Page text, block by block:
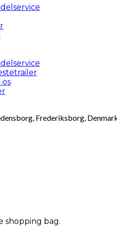
Frederiksborg,
shopping bag.